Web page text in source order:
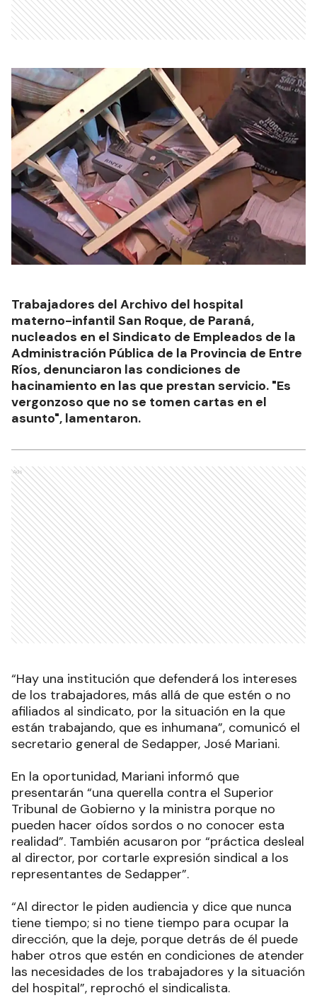
Trabajadores del Archivo del hospital
materno-infantil San Roque, de Paraná,
nucleados en el Sindicato de Empleados de la
Administración Pública de la Provincia de Entre
Ríos, denunciaron las condiciones de
hacinamiento en las que prestan servicio. "Es
vergonzoso que no se tomen cartas en el
asunto", lamentaron.
Ads
“Hay una institución que defenderá los intereses
de los trabajadores, más allá de que estén o no
afiliados al sindicato, por la situación en la que
están trabajando, que es inhumana”, comunicó el
secretario general de Sedapper, José Mariani.
En la oportunidad, Mariani informó que
presentarán “una querella contra el Superior
Tribunal de Gobierno y la ministra porque no
pueden hacer oídos sordos o no conocer esta
realidad”. También acusaron por “práctica desleal
al director, por cortarle expresión sindical a los
representantes de Sedapper”.
“Al director le piden audiencia y dice que nunca
tiene tiempo; si no tiene tiempo para ocupar la
dirección, que la deje, porque detrás de él puede
haber otros que estén en condiciones de atender
las necesidades de los trabajadores y la situación
del hospital”, reprochó el sindicalista.